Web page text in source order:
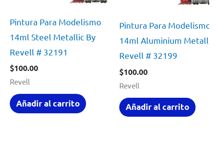
Pintura Para Modelismo
14ml Steel Metallic By
Revell # 32191
$100.00
Revell
Añadir al carrito
Pintura Para Modelismo
14ml Aluminium Metallic
Revell # 32199
$100.00
Revell
Añadir al carrito